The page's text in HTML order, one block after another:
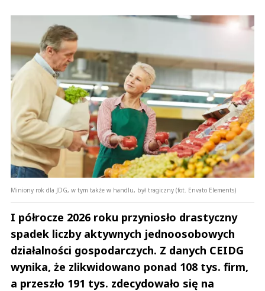
Miniony rok dla JDG, w tym także w handlu, był tragiczny (fot. Envato Elements)
I półrocze 2026 roku przyniosło drastyczny
spadek liczby aktywnych jednoosobowych
działalności gospodarczych. Z danych CEIDG
wynika, że zlikwidowano ponad 108 tys. firm,
a przeszło 191 tys. zdecydowało się na